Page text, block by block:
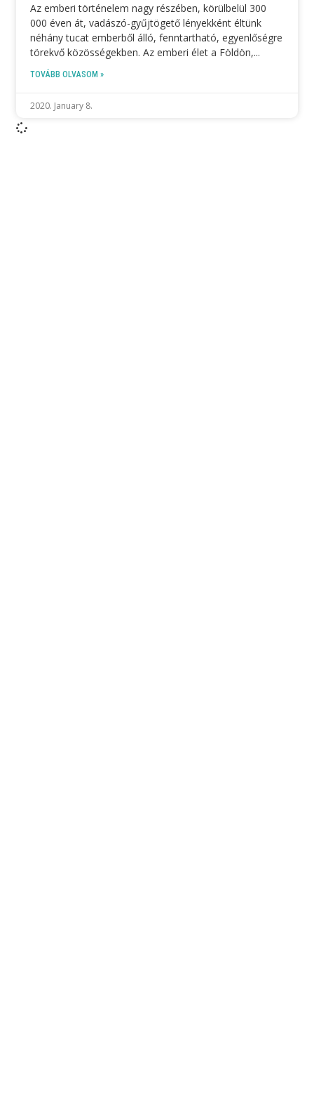
Az emberi történelem nagy részében, körülbelül 300
000 éven át, vadászó-gyűjtögető lényekként éltünk
néhány tucat emberből álló, fenntartható, egyenlőségre
törekvő közösségekben. Az emberi élet a Földön,
TOVÁBB OLVASOM »
2020. January 8.